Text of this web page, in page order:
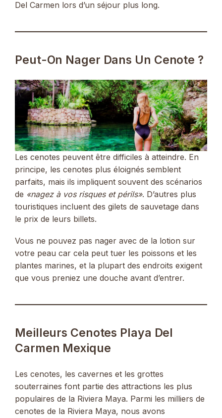
Del Carmen lors d’un séjour plus long.
Peut-On Nager Dans Un Cenote ?
Les cenotes peuvent être difficiles à atteindre. En
principe, les cenotes plus éloignés semblent
parfaits, mais ils impliquent souvent des scénarios
de «nagez à vos risques et périls». D’autres plus
touristiques incluent des gilets de sauvetage dans
le prix de leurs billets.
Vous ne pouvez pas nager avec de la lotion sur
votre peau car cela peut tuer les poissons et les
plantes marines, et la plupart des endroits exigent
que vous preniez une douche avant d’entrer.
Meilleurs Cenotes Playa Del
Carmen Mexique
Les cenotes, les cavernes et les grottes
souterraines font partie des attractions les plus
populaires de la Riviera Maya. Parmi les milliers de
cenotes de la Riviera Maya, nous avons